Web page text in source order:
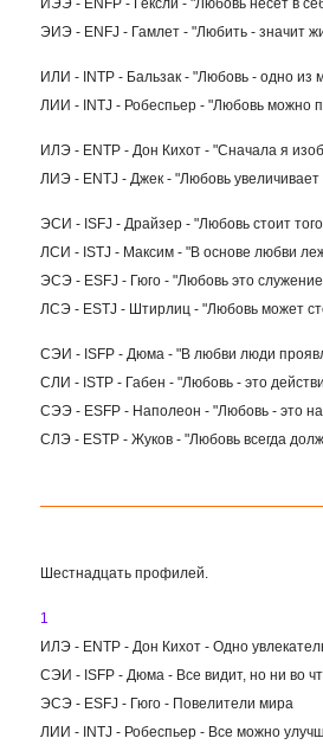
ИЭЭ - ENFP - Гексли - "Любовь несет в
ЭИЭ - ENFJ - Гамлет - "Любить - значит
ИЛИ - INTP - Бальзак - "Любовь - одно из
ЛИИ - INTJ - Робеспьер - "Любовь можно
ИЛЭ - ENTP - Дон Кихот - "Сначала я
ЛИЭ - ENTJ - Джек - "Любовь
ЭСИ - ISFJ - Драйзер - "Любовь стоит
ЛСИ - ISTJ - Максим - "В основе любви
ЭСЭ - ESFJ - Гюго - "Любовь это
ЛСЭ - ESTJ - Штирлиц - "Любовь может
СЭИ - ISFP - Дюма - "В любви люди
СЛИ - ISTP - Габен - "Любовь - это
СЭЭ - ESFP - Наполеон - "Любовь - это
СЛЭ - ESTP - Жуков - "Любовь всегда
Шестнадцать профилей.
1
ИЛЭ - ENTP - Дон Кихот - Одно
СЭИ - ISFP - Дюма - Все видит, но ни во
ЭСЭ - ESFJ - Гюго - Повелители мира
ЛИИ - INTJ - Робеспьер - Все можно